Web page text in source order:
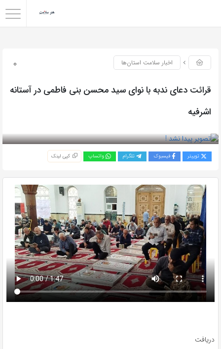
0 اخبار سلامت استان‌ها
قرائت دعای ندبه با نوای سید محسن بنی فاطمی در آستانه
اشرفیه
توییتر فیسبوک تلگرام واتساپ کپی لینک
دریافت